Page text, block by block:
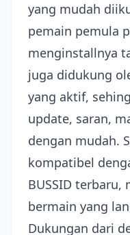
yang mudah
pemain pemula
menginstallnya
juga didukung
yang aktif,
update, saran,
dengan mudah.
kompatibel
BUSSID
bermain yang
Dukungan dari